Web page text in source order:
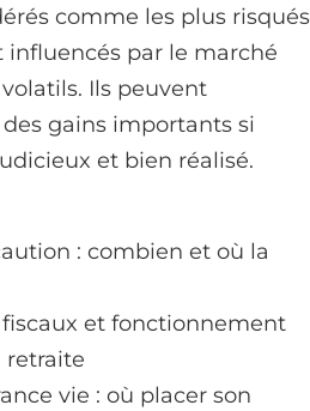
comme les plus risqués
par le marché
Ils peuvent
gains importants si
et bien réalisé.
: combien et où la
fiscaux et fonctionnement
retraite
vie : où placer son